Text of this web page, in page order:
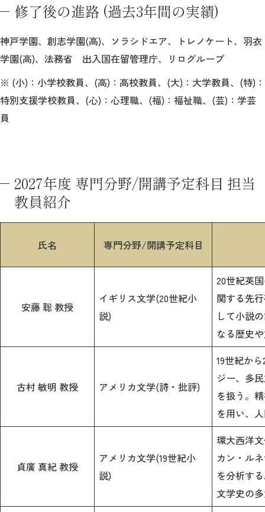
修了後の進路 (過去3年間の実績)
神戸学園、創志学園(高)、ソラシドエア、トレノケート、羽衣
学園(高)、法務省 出入国在留管理庁、リログループ
※ (小)：小学校教員、(高)：高校教員、(大)：大学教員、(特)：
特別支援学校教員、(心)：心理職、(福)：福祉職、(芸)：学芸
員
2027年度 専門分野/開講予定科目 担当
教員紹介
氏名 専門分野/開講予定科目
安藤 聡 教授
イギリス文学(20世紀小
説)
20世紀英
関する先
して小説
なる歴史
古村 敏明 教授 アメリカ文学(詩・批評)
19世紀か
ジー、多
を扱う。
を用い、
貞廣 真紀 教授
アメリカ文学(19世紀小
説)
環大西洋
カン・ル
を分析す
文学史の